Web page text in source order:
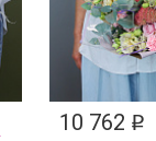
10 762 q